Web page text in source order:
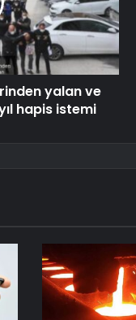
yalan ve
hapis istemi